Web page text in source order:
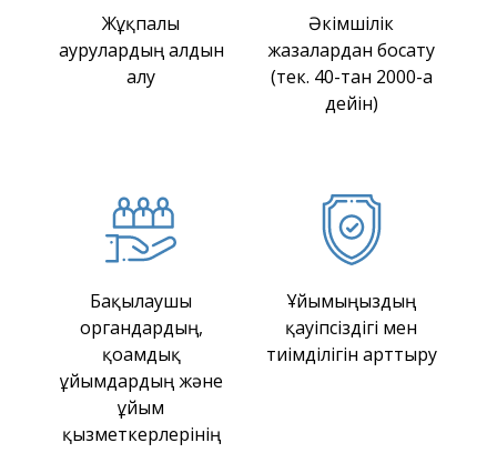
Жұқпалы
аурулардың алдын
алу
Әкімшілік
жазалардан босату
(тек. 40-тан 2000-ға
дейін)
Бақылаушы
органдардың,
қоғамдық
ұйымдардың және
ұйым
қызметкерлерінің
Ұйымыңыздың
қауіпсіздігі мен
тиімділігін арттыру